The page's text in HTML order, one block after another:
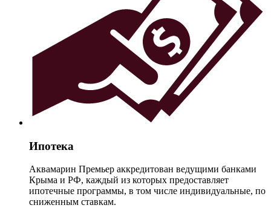
Ипотека
Аквамарин Премьер аккредитован ведущими банками
Крыма и РФ, каждый из которых предоставляет
ипотечные программы, в том числе индивидуальные, по
сниженным ставкам.